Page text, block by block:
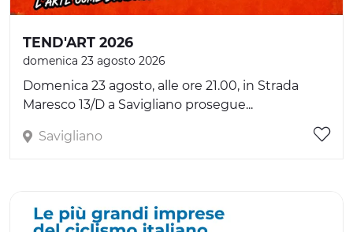
TEND'ART 2026
domenica 23 agosto 2026
Domenica 23 agosto, alle ore 21.00, in Strada
Maresco 13/D a Savigliano prosegue...
Savigliano